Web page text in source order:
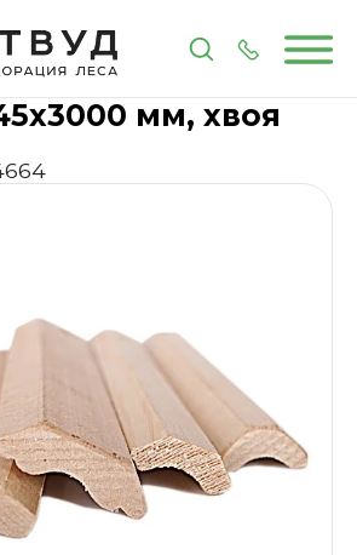
Пиломатериалы
мм, хвоя